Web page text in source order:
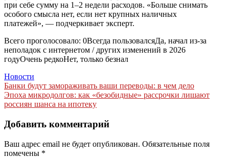
при себе сумму на 1–2 недели расходов. «Больше снимать
особого смысла нет, если нет крупных наличных
платежей», — подчеркивает эксперт.
Всего проголосовало: 0Всегда пользовалсяДа, начал из-за
неполадок с интернетом / других изменений в 2026
годуОчень редкоНет, только безнал
Новости
Навигация
по
Банки будут замораживать ваши переводы: в чем дело
Эпоха микродолгов: как «безобидные» рассрочки лишают
россиян шанса на ипотеку
Добавить комментарий
Ваш адрес email не будет опубликован. Обязательные поля
помечены *